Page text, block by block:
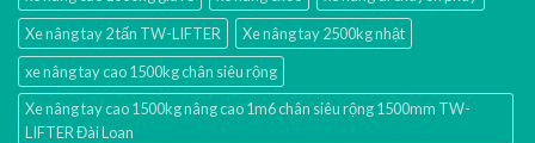
Xe nâng tay 2 tấn TW-LIFTER
Xe nâng tay 2500kg nhật
xe nâng tay cao 1500kg chân siêu rộng
Xe nâng tay cao 1500kg nâng cao 1m6 chân siêu rộng 1500mm TW-
LIFTER Đài Loan